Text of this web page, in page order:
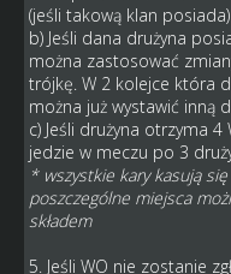
(jeśli takową klan posiada)
b) Jeśli dana drużyna
można zastosować
trójkę. W 2 kolejce która
można już wystawić inną
c) Jeśli drużyna otrzyma
jedzie w meczu po 3
* wszystkie kary kasują
poszczególne miejsca
składem
5. Jeśli WO nie zostanie